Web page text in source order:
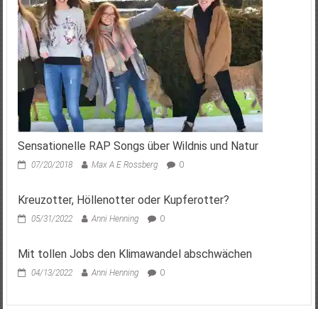
Sensationelle RAP Songs über Wildnis und Natur
07/20/2018 Max A E Rossberg 0
Kreuzotter, Höllenotter oder Kupferotter?
05/31/2022 Anni Henning 0
Mit tollen Jobs den Klimawandel abschwächen
04/13/2022 Anni Henning 0